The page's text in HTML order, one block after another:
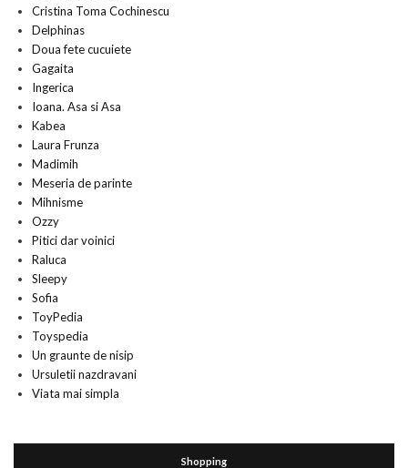
Cristina Toma Cochinescu
Delphinas
Doua fete cucuiete
Gagaita
Ingerica
Ioana. Asa si Asa
Kabea
Laura Frunza
Madimih
Meseria de parinte
Mihnisme
Ozzy
Pitici dar voinici
Raluca
Sleepy
Sofia
ToyPedia
Toyspedia
Un graunte de nisip
Ursuletii nazdravani
Viata mai simpla
Shopping